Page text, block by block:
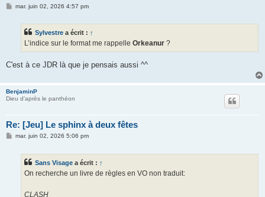
Mmar. juin 02, 2026 4:57 pm
Sylvestre a écrit : ↑
L’indice sur le format me rappelle Orkeanur ?
C'est à ce JDR là que je pensais aussi ^^
BenjaminP
Dieu d'après le panthéon
Re: [Jeu] Le sphinx à deux fêtes
Mmar. juin 02, 2026 5:06 pm
Sans Visage a écrit : ↑
On recherche un livre de règles en VO non traduit:
CLASH